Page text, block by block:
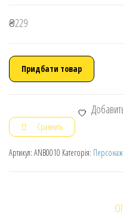
₴229
Придбати товар
Сравнить
Артикул: ANB0010 Категорія: